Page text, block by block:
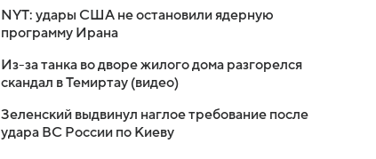
NYT: удары США не остановили ядерную
программу Ирана
Из-за танка во дворе жилого дома разгорелся
скандал в Темиртау (видео)
Зеленский выдвинул наглое требование после
удара ВС России по Киеву